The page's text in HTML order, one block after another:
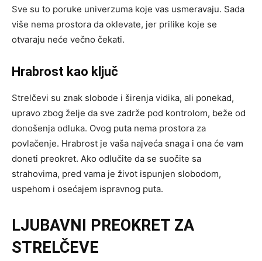
Sve su to poruke univerzuma koje vas usmeravaju. Sada
više nema prostora da oklevate, jer prilike koje se
otvaraju neće večno čekati.
Hrabrost kao ključ
Strelčevi su znak slobode i širenja vidika, ali ponekad,
upravo zbog želje da sve zadrže pod kontrolom, beže od
donošenja odluka. Ovog puta nema prostora za
povlačenje. Hrabrost je vaša najveća snaga i ona će vam
doneti preokret. Ako odlučite da se suočite sa
strahovima, pred vama je život ispunjen slobodom,
uspehom i osećajem ispravnog puta.
LJUBAVNI PREOKRET ZA
STRELČEVE